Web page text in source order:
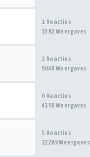
1 Reacties
1382 Weergaves
2 Reacties
5040 Weergaves
0 Reacties
4190 Weergaves
5 Reacties
22289 Weergaves